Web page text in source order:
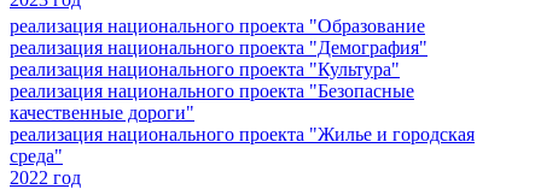
реализация национального проекта "Образование
реализация национального проекта "Демография"
реализация национального проекта "Культура"
реализация национального проекта "Безопасные
качественные дороги"
реализация национального проекта "Жилье и городская
среда"
2022 год